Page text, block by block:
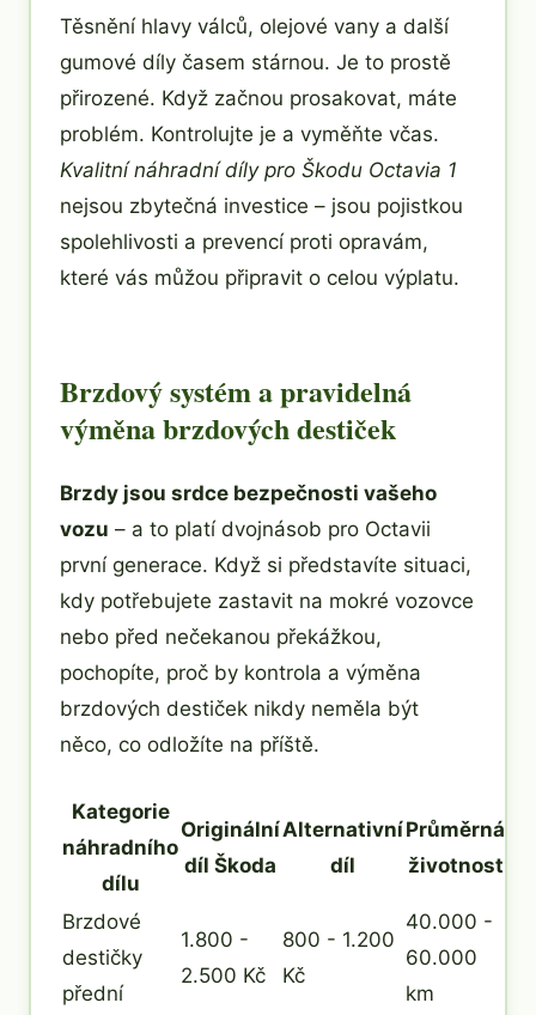
Těsnění hlavy válců, olejové vany a další
gumové díly časem stárnou. Je to prostě
přirozené. Když začnou prosakovat, máte
problém. Kontrolujte je a vyměňte včas.
Kvalitní náhradní díly pro Škodu Octavia 1
nejsou zbytečná investice – jsou pojistkou
spolehlivosti a prevencí proti opravám,
které vás můžou připravit o celou výplatu.
Brzdový systém a pravidelná
výměna brzdových destiček
Brzdy jsou srdce bezpečnosti vašeho
vozu – a to platí dvojnásob pro Octavii
první generace. Když si představíte situaci,
kdy potřebujete zastavit na mokré vozovce
nebo před nečekanou překážkou,
pochopíte, proč by kontrola a výměna
brzdových destiček nikdy neměla být
něco, co odložíte na příště.
Kategorie
náhradního
dílu
Originální
díl Škoda
Alternativní
díl
Průměrná
životnost
Brzdové
destičky
přední
1.800 -
2.500 Kč
800 - 1.200
Kč
40.000 -
60.000
km